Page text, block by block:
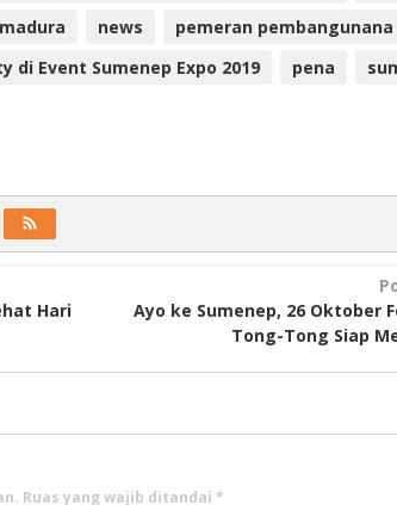
madura news
pemeran pembangunana
di Event Sumenep Expo 2019
pena
Hari
Ayo ke Sumenep, 26 Oktober
Tong-Tong Siap
Ruas yang wajib ditandai *